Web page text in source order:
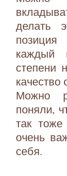
делать
каждый
степени
качество
Можно
поняли,
так
очень
себя.